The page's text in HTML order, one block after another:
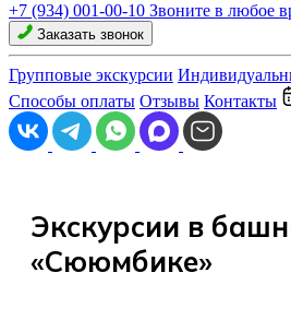
+7 (934) 001-00-10 Звоните в любое
Заказать звонок
Групповые экскурсии
Способы оплаты Отзывы Контакты
Экскурсии в
«Сююмбике»